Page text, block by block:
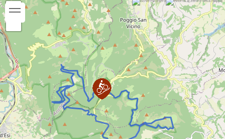
attenzione all’ultimo tratto con fondo di pietre.
Elcito è uno splendido paesino arroccato su
uno sperone roccioso e con i suoi 821 m sul
livello del mare, è tra i borghi più alti delle
Marche. Dopo una passeggiata tra i suggestivi
vicoletti e una pausa per bere e mangiare,
facciamo ritorno a pian dell’Elmo, risalendo per
la strada asfaltata e poi imbrecciata.
Periodo consigliato:
Gennaio Febbraio Marzo Aprile Maggio Giugno
Luglio Agosto Settembre Ottobre Novembre
Dicembre